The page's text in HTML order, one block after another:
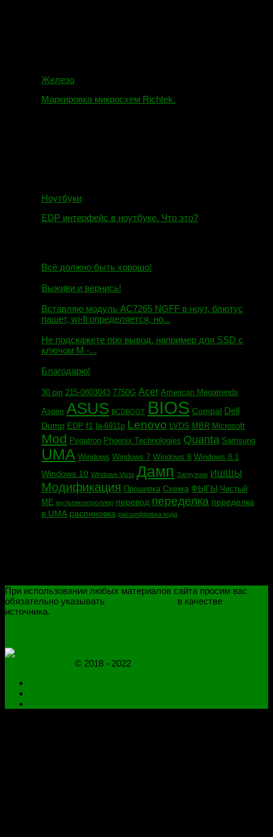
Железо
Маркировка микросхем Richtek.
Ноутбуки
EDP интерфейс в ноутбуке. Что это?
Всё должно быть хорошо!
Выживи и вернись!
Вставляю модуль AC7265 NGFF в ноут, блютус
пашет, wi-fi определяется, но...
Не подскажете про вывод, например для SSD c
ключом М -...
Благодарю!
30 pin 215-0803043 7750G Acer American Megatrends
Aspire ASUS BCDBOOT BIOS Compal Dell
Dump EDP f1 la-6911p Lenovo LVDS MBR Microsoft
Mod Pegatron Phoenix Technologies Quanta Samsung
UMA Windows Windows 7 Windows 8 Windows 8.1
Windows 10 Windows Vista Дамп Загрузчик ИШЩЫ
Модификация Прошивка Схема ФЫГЫ Чистый
МЕ мультиконтроллер перевод переделка переделка
в UMA распиновка расшифровка кода
При использовании любых материалов сайта просим вас
обязательно указывать
в качестве
источника.
© 2018 - 2022